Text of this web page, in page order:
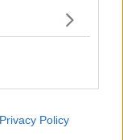
Privacy Policy
- ha aggiunto
in grado di
residenti in caso di
borgo; la strada
renderebbero
...) i residenti